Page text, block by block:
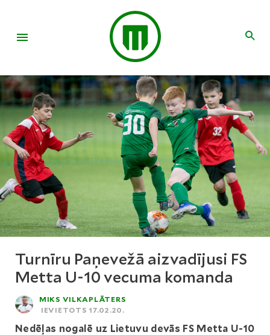
Turnīru Paņevežā aizvadījusi FS
Metta U-10 vecuma komanda
MIKS VILKAPLĀTERS
IEVIETOTS 17.02.20.
Nedēļas nogalē uz Lietuvu devās FS Metta U-10